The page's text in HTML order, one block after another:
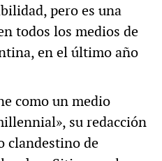
pero es una
todos los medios de
en el último año
como un medio
su redacción
clandestino de